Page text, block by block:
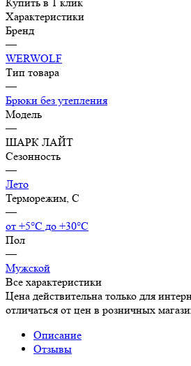
Характеристики
Бренд
—
WERWOLF
Тип товара
—
Брюки без утепления
Модель
—
ШАРК ЛАЙТ
Сезонность
—
Лето
Терморежим, C
—
от +5°С до +30°С
Пол
—
Мужской
Все характеристики
Цена действительна только для
отличаться от цен в розничных
Описание
Отзывы